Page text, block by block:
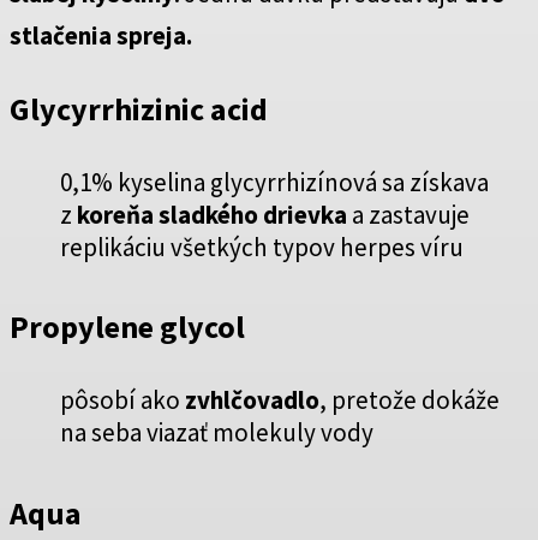
stlačenia spreja.
Glycyrrhizinic acid
0,1% kyselina glycyrrhizínová sa získava
z koreňa sladkého drievka a zastavuje
replikáciu všetkých typov herpes víru
Propylene glycol
pôsobí ako zvhlčovadlo, pretože dokáže
na seba viazať molekuly vody
Aqua